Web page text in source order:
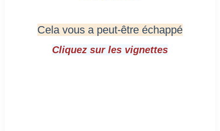
Cela vous a peut-être échappé
Cliquez sur les vignettes